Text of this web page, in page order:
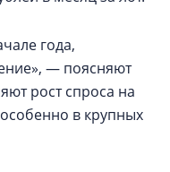
года,
— поясняют
рост спроса на
в крупных